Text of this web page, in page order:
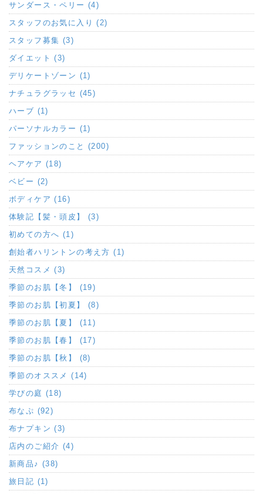
サンダース・ペリー (4)
スタッフのお気に入り (2)
スタッフ募集 (3)
ダイエット (3)
デリケートゾーン (1)
ナチュラグラッセ (45)
ハーブ (1)
パーソナルカラー (1)
ファッションのこと (200)
ヘアケア (18)
ベビー (2)
ボディケア (16)
体験記【髪・頭皮】 (3)
初めての方へ (1)
創始者ハリントンの考え方 (1)
天然コスメ (3)
季節のお肌【冬】 (19)
季節のお肌【初夏】 (8)
季節のお肌【夏】 (11)
季節のお肌【春】 (17)
季節のお肌【秋】 (8)
季節のオススメ (14)
学びの庭 (18)
布なぷ (92)
布ナプキン (3)
店内のご紹介 (4)
新商品♪ (38)
旅日記 (1)